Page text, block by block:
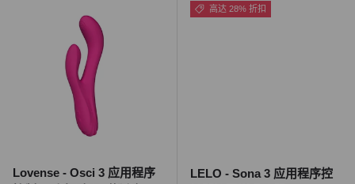
Lovense - Osci 3 应用程序
高达 28% 折扣
LELO - Sona 3 应用程序控